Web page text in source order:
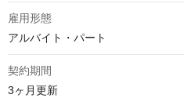
雇用形態
アルバイト・パート
契約期間
3ヶ月更新